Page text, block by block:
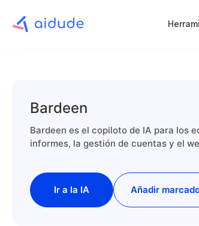
Bardeen
Bardeen es el copiloto de IA para los
informes, la gestión de cuentas y el
Ir a la IA Añadir